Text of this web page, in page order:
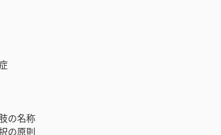
名称
原則